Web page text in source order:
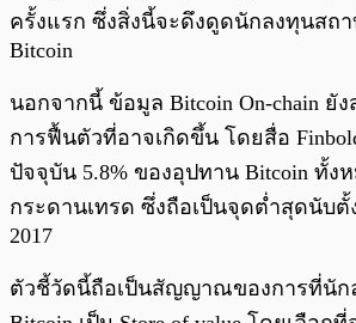
ครั้งแรก ซึ่งสิ่งนี้จะดึงดูดนักลงทุนสถ
Bitcoin
นอกจากนี้ ข้อมูล Bitcoin On-chain
การฟื้นตัวที่อาจเกิดขึ้น โดยสื่อ
ปัจจุบัน 5.8% ของอุปทาน Bitcoin ทั้ง
กระดานเทรด ซึ่งถือเป็นจุดต่ำสุดนับ
2017
ตัวชี้วัดนี้ถือเป็นสัญญาณของการที่นัก